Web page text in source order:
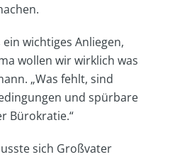
wichtiges Anliegen,
wollen wir wirklich was
„Was fehlt, sind
und spürbare
Bürokratie.“
sich Großvater